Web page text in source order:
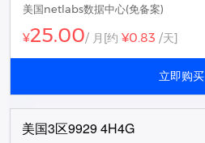
美国netlabs数据中心(免备案)
¥25.00/ 月 [约 ¥0.83 /天]
立即购买
美国3区9929 4H4G